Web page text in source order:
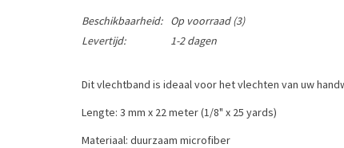
Beschikbaarheid: Op voorraad(3)
Levertijd:
1-2 dagen
Dit vlechtband is ideaal voor het vlechten van uw
Lengte: 3 mm x 22 meter (1/8" x 25 yards)
Materiaal: duurzaam microfiber